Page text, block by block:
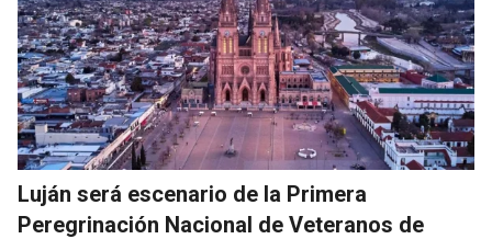
Luján será escenario de la Primera
Peregrinación Nacional de Veteranos de